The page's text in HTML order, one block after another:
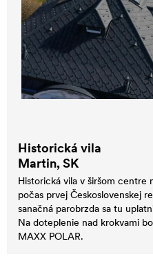
Historická vila
Martin, SK
Historická vila v širšom centre
počas prvej Československej
sanačná parobrzda sa tu
Na doteplenie nad krokvami
MAXX POLAR.